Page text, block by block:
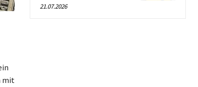
mit
21.07.2026